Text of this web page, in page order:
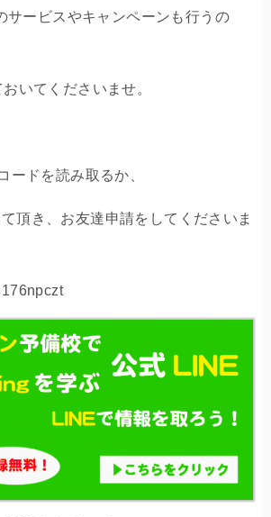
サービスやキャンペーンも行うの
いてくださいませ。
ードを読み取るか、
頂き、お友達申請をしてくださいま